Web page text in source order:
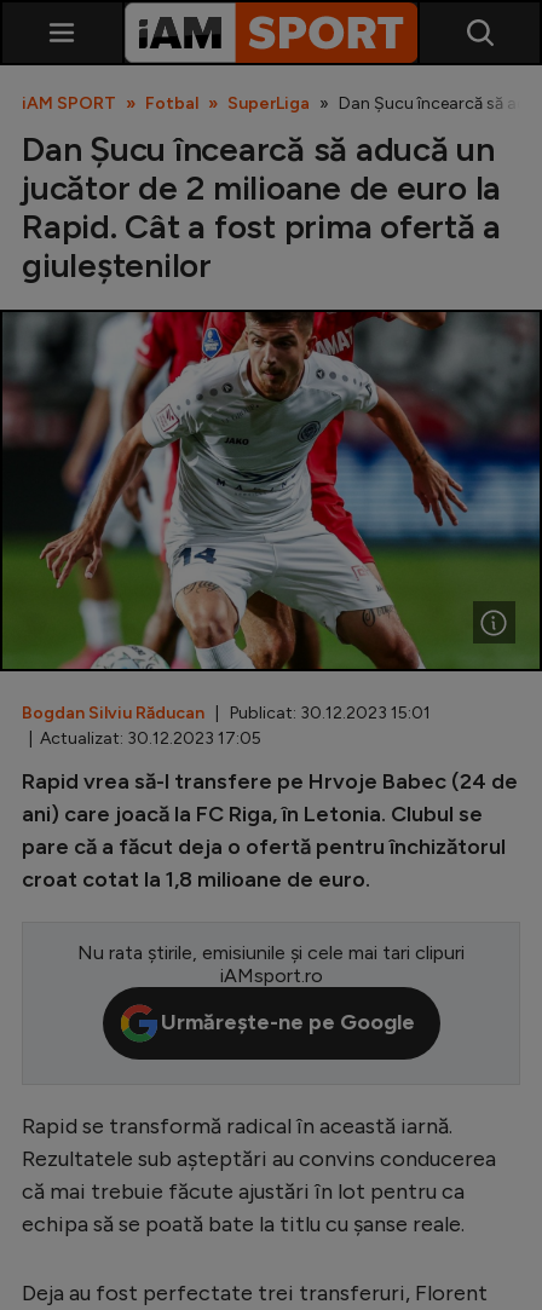
SuperLiga
Liga 2
Cupa României
Echipa Națională
U21
Fotbal feminin
Special
Diverse
Inedit
Clasamente
Champions League
Europa League
CM 2026
Premier League
Serie A
Bundesliga
Ligue 1
Starurile fotbalului
iAM SPORT Fotbal SuperLiga Dan Șucu încearcă să
Dan Șucu încearcă să aducă un
jucător de 2 milioane de euro la
Rapid. Cât a fost prima ofertă a
giuleștenilor
Bogdan Silviu Răducan | Publicat: 30.12.2023 15:01
| Actualizat: 30.12.2023 17:05
Rapid vrea să-l transfere pe Hrvoje Babec (24 de
ani) care joacă la FC Riga, în Letonia. Clubul se
pare că a făcut deja o ofertă pentru închizătorul
croat cotat la 1,8 milioane de euro.
Nu rata știrile, emisiunile și cele mai tari clipuri
iAMsport.ro
Urmărește-ne pe Google
Rapid se transformă radical în această iarnă.
Rezultatele sub așteptări au convins conducerea
că mai trebuie făcute ajustări în lot pentru ca
echipa să se poată bate la titlu cu șanse reale.
Deja au fost perfectate trei transferuri, Florent